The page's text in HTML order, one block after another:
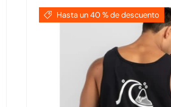
Hasta un 40 % de descuento